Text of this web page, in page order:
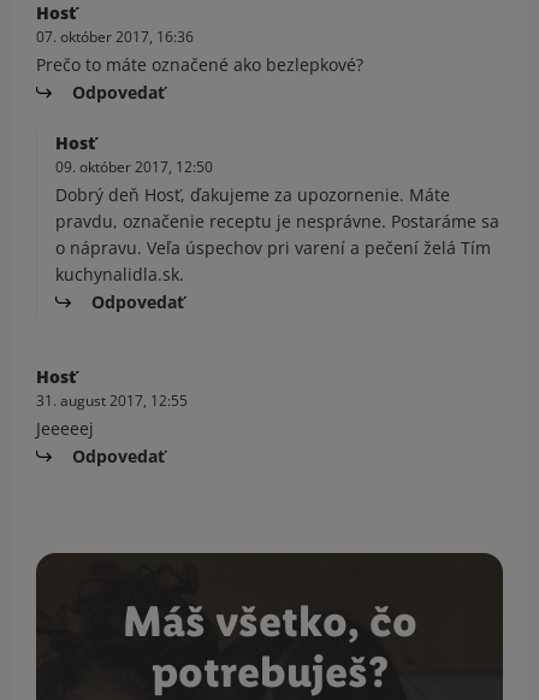
Hosť
07. október 2017, 16:36
Prečo to máte označené ako bezlepkové?
Odpovedať
Hosť
09. október 2017, 12:50
Dobrý deň Hosť, ďakujeme za upozornenie. Máte
pravdu, označenie receptu je nesprávne. Postaráme sa
o nápravu. Veľa úspechov pri varení a pečení želá Tím
kuchynalidla.sk.
Odpovedať
Hosť
31. august 2017, 12:55
Jeeeeej
Odpovedať
Máš všetko, čo
potrebuješ?